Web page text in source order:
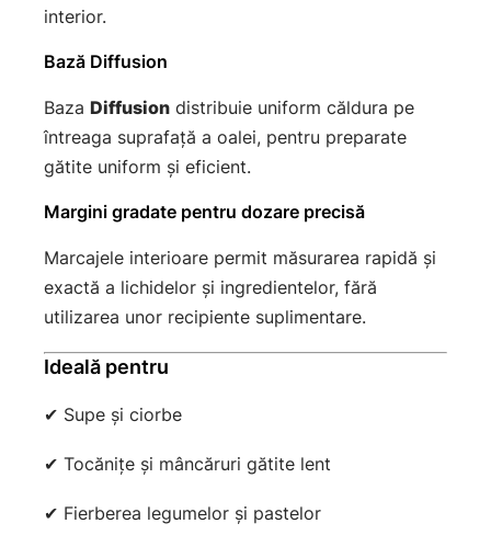
interior.
Bază Diffusion
Baza Diffusion distribuie uniform căldura pe
întreaga suprafață a oalei, pentru preparate
gătite uniform și eficient.
Margini gradate pentru dozare precisă
Marcajele interioare permit măsurarea rapidă și
exactă a lichidelor și ingredientelor, fără
utilizarea unor recipiente suplimentare.
Ideală pentru
✔ Supe și ciorbe
✔ Tocănițe și mâncăruri gătite lent
✔ Fierberea legumelor și pastelor